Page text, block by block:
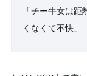
「チー牛女は
くなくて不快」